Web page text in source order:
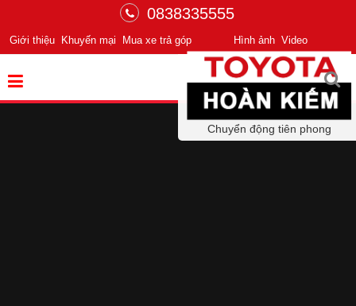
0838335555
Hình ảnh Video
Giới thiệu Khuyến mại Mua xe trả góp
Chuyển động tiên phong